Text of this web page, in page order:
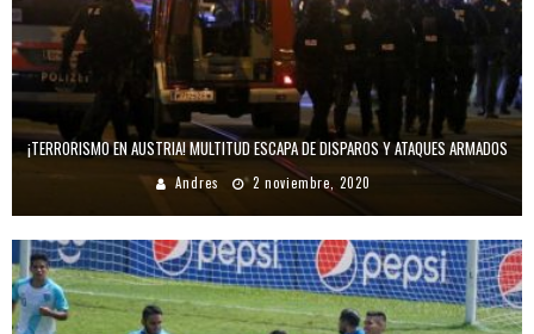
¡TERRORISMO EN AUSTRIA! MULTITUD ESCAPA DE DISPAROS Y ATAQUES ARMADOS
Andres 2 noviembre, 2020